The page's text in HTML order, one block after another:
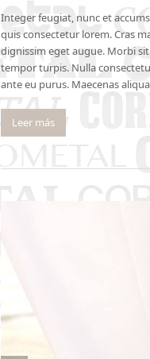
Integer feugiat, nunc et
quis consectetur lorem. Cras
dignissim eget augue. Morbi
tempor turpis. Nulla
ante eu purus. Maecenas
Leer más